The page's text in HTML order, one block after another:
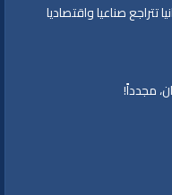
تتراجع صناعيا واقتصاديا
مجدداً!